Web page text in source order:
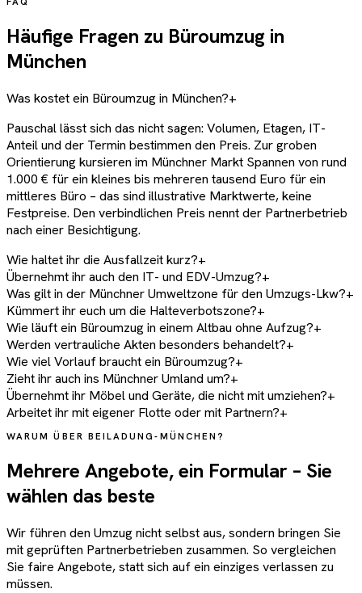
Häufige Fragen zu Büroumzug in
München
Was kostet ein Büroumzug in München?+
Pauschal lässt sich das nicht sagen: Volumen, Etagen, IT-
Anteil und der Termin bestimmen den Preis. Zur groben
Orientierung kursieren im Münchner Markt Spannen von rund
1.000 € für ein kleines bis mehreren tausend Euro für ein
mittleres Büro – das sind illustrative Marktwerte, keine
Festpreise. Den verbindlichen Preis nennt der Partnerbetrieb
nach einer Besichtigung.
Wie haltet ihr die Ausfallzeit kurz?+
Übernehmt ihr auch den IT- und EDV-Umzug?+
Was gilt in der Münchner Umweltzone für den Umzugs-Lkw?+
Kümmert ihr euch um die Halteverbotszone?+
Wie läuft ein Büroumzug in einem Altbau ohne Aufzug?+
Werden vertrauliche Akten besonders behandelt?+
Wie viel Vorlauf braucht ein Büroumzug?+
Zieht ihr auch ins Münchner Umland um?+
Übernehmt ihr Möbel und Geräte, die nicht mit umziehen?+
Arbeitet ihr mit eigener Flotte oder mit Partnern?+
WARUM ÜBER BEILADUNG-MÜNCHEN?
Mehrere Angebote, ein Formular – Sie
wählen das beste
Wir führen den Umzug nicht selbst aus, sondern bringen Sie
mit geprüften Partnerbetrieben zusammen. So vergleichen
Sie faire Angebote, statt sich auf ein einziges verlassen zu
müssen.